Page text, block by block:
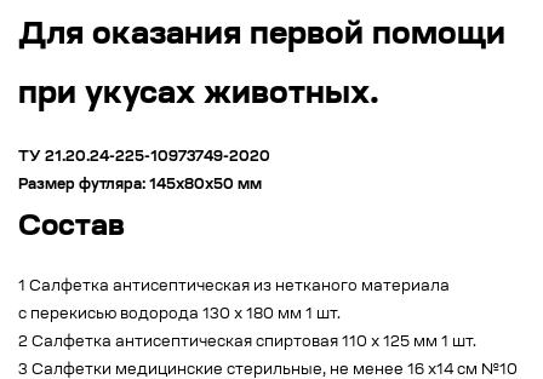
Для оказания первой помощи
при укусах животных.
ТУ 21.20.24-225-10973749-2020
Размер футляра: 145х80х50 мм
Состав
1 Салфетка антисептическая из нетканого материала
с перекисью водорода 130 х 180 мм 1 шт.
2 Салфетка антисептическая спиртовая 110 х 125 мм 1 шт.
3 Салфетки медицинские стерильные, не менее 16 х14 см №10